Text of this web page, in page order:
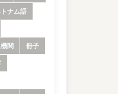
ナム語
関
冊子